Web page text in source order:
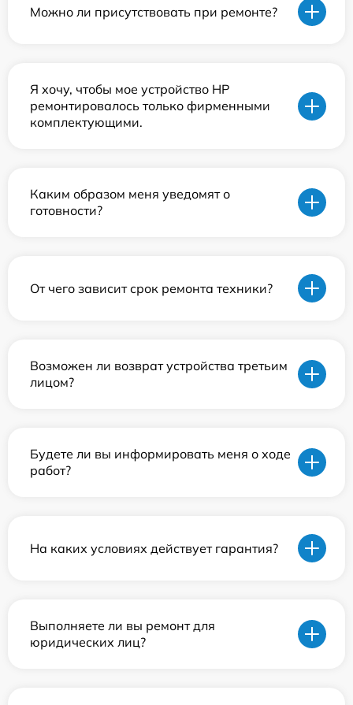
Можно ли присутствовать при ремонте?
Я хочу, чтобы мое устройство HP
ремонтировалось только фирменными
комплектующими.
Каким образом меня уведомят о
готовности?
От чего зависит срок ремонта техники?
Возможен ли возврат устройства третьим
лицом?
Будете ли вы информировать меня о ходе
работ?
На каких условиях действует гарантия?
Выполняете ли вы ремонт для
юридических лиц?